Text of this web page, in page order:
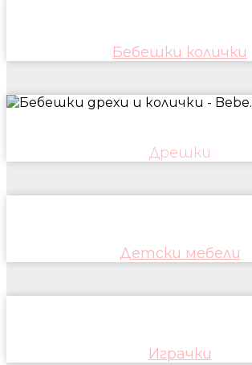
Бебешки колички
Дрешки
Детски мебели
Играчки